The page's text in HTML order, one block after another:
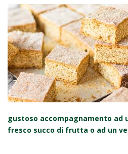
gustoso accompagnamento ad
fresco succo di frutta o ad un